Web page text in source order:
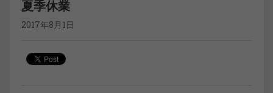
夏季休業
2017年8月1日